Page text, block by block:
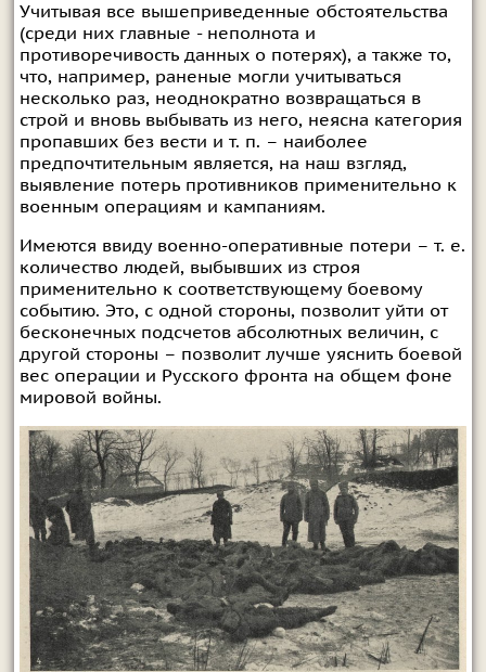
Учитывая все вышеприведенные обстоятельства
(среди них главные - неполнота и
противоречивость данных о потерях), а также то,
что, например, раненые могли учитываться
несколько раз, неоднократно возвращаться в
строй и вновь выбывать из него, неясна категория
пропавших без вести и т. п. – наиболее
предпочтительным является, на наш взгляд,
выявление потерь противников применительно к
военным операциям и кампаниям.
Имеются ввиду военно-оперативные потери – т. е.
количество людей, выбывших из строя
применительно к соответствующему боевому
событию. Это, с одной стороны, позволит уйти от
бесконечных подсчетов абсолютных величин, с
другой стороны – позволит лучше уяснить боевой
вес операции и Русского фронта на общем фоне
мировой войны.